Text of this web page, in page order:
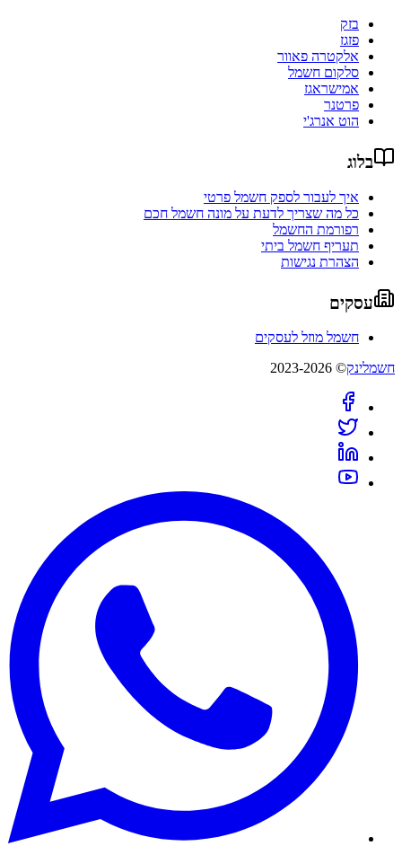
בזק
פזגז
אלקטרה פאוור
סלקום חשמל
אמישראגז
פרטנר
הוט אנרג'י
בלוג
איך לעבור לספק חשמל פרטי
כל מה שצריך לדעת על מונה חשמל חכם
רפורמת החשמל
תעריף חשמל ביתי
הצהרת נגישות
עסקים
חשמל מוזל לעסקים
חשמלינק© 2023-2026